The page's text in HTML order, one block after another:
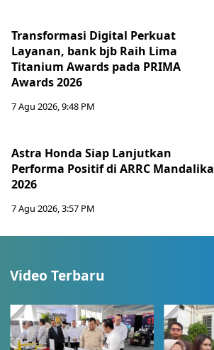
Transformasi Digital Perkuat
Layanan, bank bjb Raih Lima
Titanium Awards pada PRIMA
Awards 2026
7 Agu 2026, 9:48 PM
Astra Honda Siap Lanjutkan
Performa Positif di ARRC Mandalika
2026
7 Agu 2026, 3:57 PM
Video Terbaru